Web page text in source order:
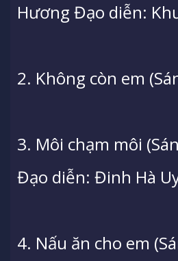
Hương Đạo diễn:
2. Không còn em
3. Môi chạm môi
Đạo diễn: Đinh Hà
4. Nấu ăn cho em